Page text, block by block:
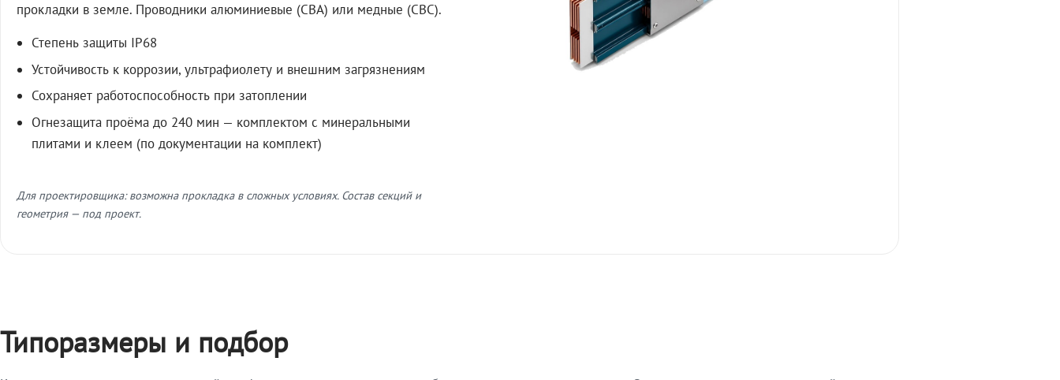
прокладки в земле. Проводники алюминиевые (СВА) или медные (СВС).
Степень защиты IP68
Устойчивость к коррозии, ультрафиолету и внешним загрязнениям
Сохраняет работоспособность при затоплении
Огнезащита проёма до 240 мин — комплектом с минеральными
плитами и клеем (по документации на комплект)
Для проектировщика: возможна прокладка в сложных условиях. Состав секций и
геометрия — под проект.
Типоразмеры и подбор